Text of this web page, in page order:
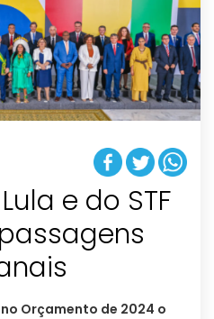
e do STF
Orçamento de 2024 o